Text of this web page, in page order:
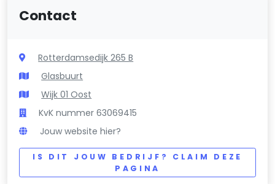
Contact
Rotterdamsedijk 265 B
Glasbuurt
Wijk 01 Oost
KvK nummer 63069415
Jouw website hier?
IS DIT JOUW BEDRIJF? CLAIM DEZE
PAGINA